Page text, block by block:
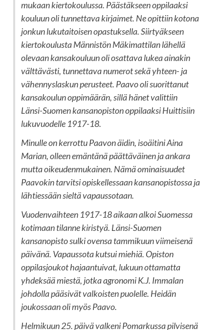
mukaan kiertokoulussa. Päästäkseen oppilaaksi
kouluun oli tunnettava kirjaimet. Ne opittiin kotona
jonkun lukutaitoisen opastuksella. Siirtyäkseen
kiertokoulusta Männistön Mäkimattilan lähellä
olevaan kansakouluun oli osattava lukea ainakin
välttävästi, tunnettava numerot sekä yhteen- ja
vähennyslaskun perusteet. Paavo oli suorittanut
kansakoulun oppimäärän, sillä hänet valittiin
Länsi-Suomen kansanopiston oppilaaksi Huittisiin
lukuvuodelle 1917-18.
Minulle on kerrottu Paavon äidin, isoäitini Aina
Marian, olleen emäntänä päättäväinen ja ankara
mutta oikeudenmukainen. Nämä ominaisuudet
Paavokin tarvitsi opiskellessaan kansanopistossa ja
lähtiessään sieltä vapaussotaan.
Vuodenvaihteen 1917-18 aikaan alkoi Suomessa
kotimaan tilanne kiristyä. Länsi-Suomen
kansanopisto sulki ovensa tammikuun viimeisenä
päivänä. Vapaussota kutsui miehiä. Opiston
oppilasjoukot hajaantuivat, lukuun ottamatta
yhdeksää miestä, jotka agronomi K.J. Immalan
johdolla pääsivät valkoisten puolelle. Heidän
joukossaan oli myös Paavo.
Helmikuun 25. päivä valkeni Pomarkussa pilvisenä